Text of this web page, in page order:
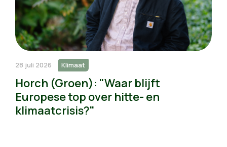
28 juli 2026 Klimaat
Horch (Groen): "Waar blijft
Europese top over hitte- en
klimaatcrisis?"